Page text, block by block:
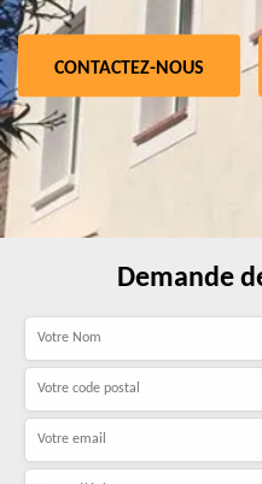
CONTACTEZ-NOUS
Demande